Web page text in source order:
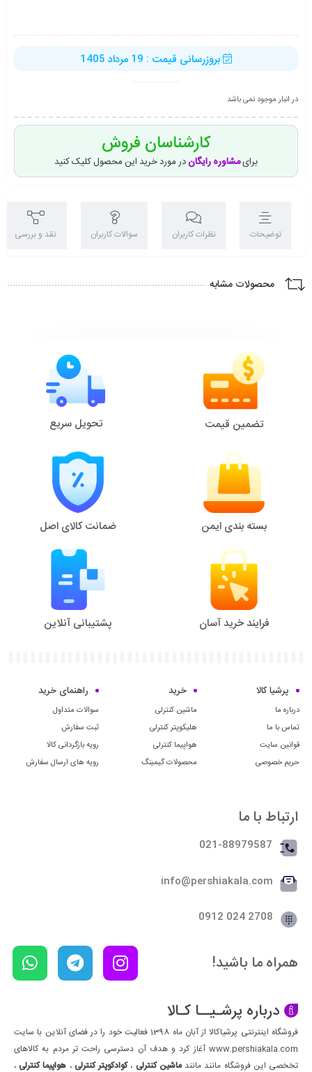
بروزرسانی قیمت : 19 مرداد 1405
در انبار موجود نمی باشد
کارشناسان فروش
برایمشاوره رایگان در مورد خرید این محصول کلیک کنید
توضیحات نظرات کاربران سوالات کاربران نقد و بررسی
محصولات مشابه
تضمین قیمت تحویل سریع
بسته بندی ایمن ضمانت کالای اصل
فرایند خرید آسان پشتیبانی آنلاین
پرشیا کالا
درباره ما
تماس با ما
قوانین سایت
حریم خصوصی
خرید
ماشین کنترلی
هلیکوپتر کنترلی
هواپیما کنترلی
محصولات گیمینگ
راهنمای خرید
سوالات متداول
ثبت سفارش
رویه بازگردانی کالا
رویه های ارسال سفارش
ارتباط با ما
021-88979587
info@pershiakala.com
2708 024 0912
همراه ما باشید!
درباره پرشـیــا کـالا
فروشگاه اینترنتی پرشیاکالا از آبان ماه 1398 فعالیت خود را در فضای آنلاین با سایت
www.pershiakala.com آغاز کرد و هدف آن دسترسی راحت تر مردم به کالاهای
تخخصی این فروشگاه مانند مانندماشین کنترلی ،کوادکوپتر کنترلی ، هواپیما کنترلی،